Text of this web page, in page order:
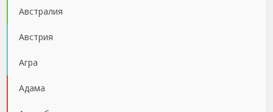
Австралия
Австрия
Агра
Адама